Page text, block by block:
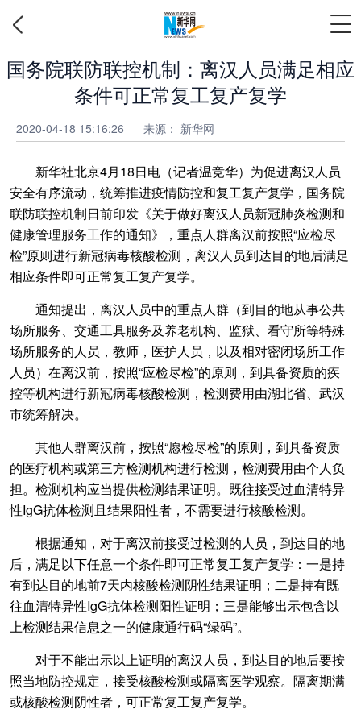
国务院联防联控机制：离汉人员满足相应
条件可正常复工复产复学
2020-04-18 15:16:26 来源： 新华网
新华社北京4月18日电（记者温竞华）为促进离汉人员
安全有序流动，统筹推进疫情防控和复工复产复学，国务院
联防联控机制日前印发《关于做好离汉人员新冠肺炎检测和
健康管理服务工作的通知》，重点人群离汉前按照“应检尽
检”原则进行新冠病毒核酸检测，离汉人员到达目的地后满足
相应条件即可正常复工复产复学。
通知提出，离汉人员中的重点人群（到目的地从事公共
场所服务、交通工具服务及养老机构、监狱、看守所等特殊
场所服务的人员，教师，医护人员，以及相对密闭场所工作
人员）在离汉前，按照“应检尽检”的原则，到具备资质的疾
控等机构进行新冠病毒核酸检测，检测费用由湖北省、武汉
市统筹解决。
其他人群离汉前，按照“愿检尽检”的原则，到具备资质
的医疗机构或第三方检测机构进行检测，检测费用由个人负
担。检测机构应当提供检测结果证明。既往接受过血清特异
性IgG抗体检测且结果阳性者，不需要进行核酸检测。
根据通知，对于离汉前接受过检测的人员，到达目的地
后，满足以下任意一个条件即可正常复工复产复学：一是持
有到达目的地前7天内核酸检测阴性结果证明；二是持有既
往血清特异性IgG抗体检测阳性证明；三是能够出示包含以
上检测结果信息之一的健康通行码“绿码”。
对于不能出示以上证明的离汉人员，到达目的地后要按
照当地防控规定，接受核酸检测或隔离医学观察。隔离期满
或核酸检测阴性者，可正常复工复产复学。